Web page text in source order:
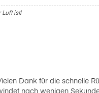
ist!
Dank für die schnelle
nach wenigen